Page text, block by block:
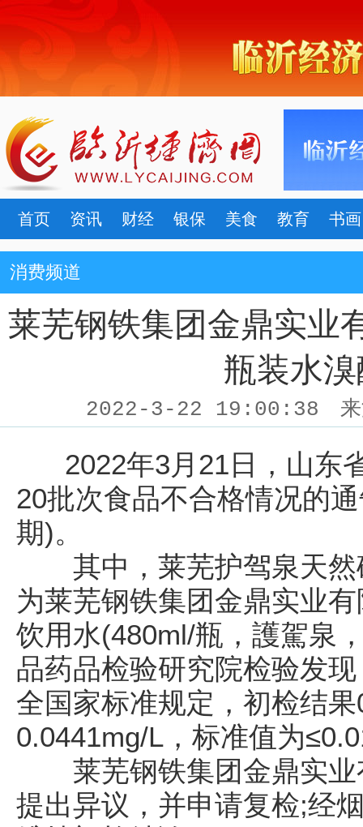
首页 资讯 财经 银保 美食 教育 书画
消费频道
莱芜钢铁集团金鼎实业
瓶装水
2022-3-22 19:00:38
2022年3月21日，山东
20批次食品不合格情况的
期)。
其中，莱芜护驾泉天然
为莱芜钢铁集团金鼎实业
饮用水(480ml/瓶，護駕泉
品药品检验研究院检验发
全国家标准规定，初检结
0.0441mg/L，标准值为
莱芜钢铁集团金鼎实业
提出异议，并申请复检;经